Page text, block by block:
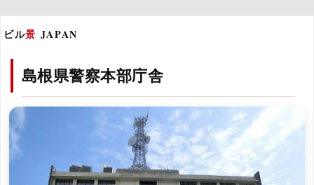
ビル景 JAPAN
島根県警察本部庁舎